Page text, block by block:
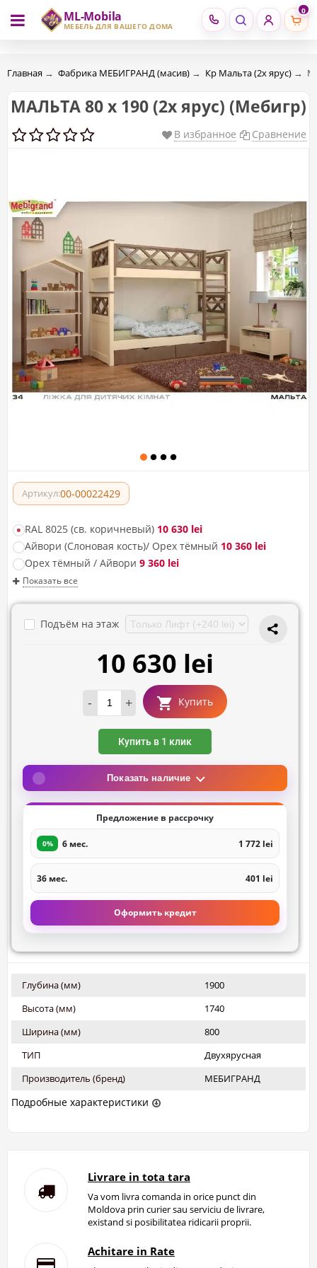
ML-Mobila
МЕБЕЛЬ ДЛЯ ВАШЕГО ДОМА
0
RU RO
Главная → Фабрика МЕБИГРАНД (масив) → Кр Мальта (2х ярус) →
МАЛЬТА 80 х 190 (2х ярус) (Мебигр)
В избранное Сравнение
Артикул:00-00022429
RAL 8025 (св. коричневый) 10 630 lei
Айвори (Слоновая кость)/ Орех тёмный 10 360 lei
Орех тёмный / Айвори 9 360 lei
Показать все
Подъём на этаж
10 630 lei
- + Купить
Купить в 1 клик
Показать наличие
Предложение в рассрочку
0% 6 мес. 1 772 lei
36 мес. 401 lei
Оформить кредит
Глубина (мм)
1900
Высота (мм)
1740
Ширина (мм)
800
ТИП
Двухярусная
Производитель (бренд)
МЕБИГРАНД
Подробные характеристики
Livrare in tota tara
Va vom livra comanda in orice punct din
Moldova prin curier sau serviciu de livrare,
existand si posibilitatea ridicarii proprii.
Achitare in Rate